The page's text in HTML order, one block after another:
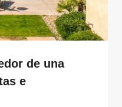
de una
e